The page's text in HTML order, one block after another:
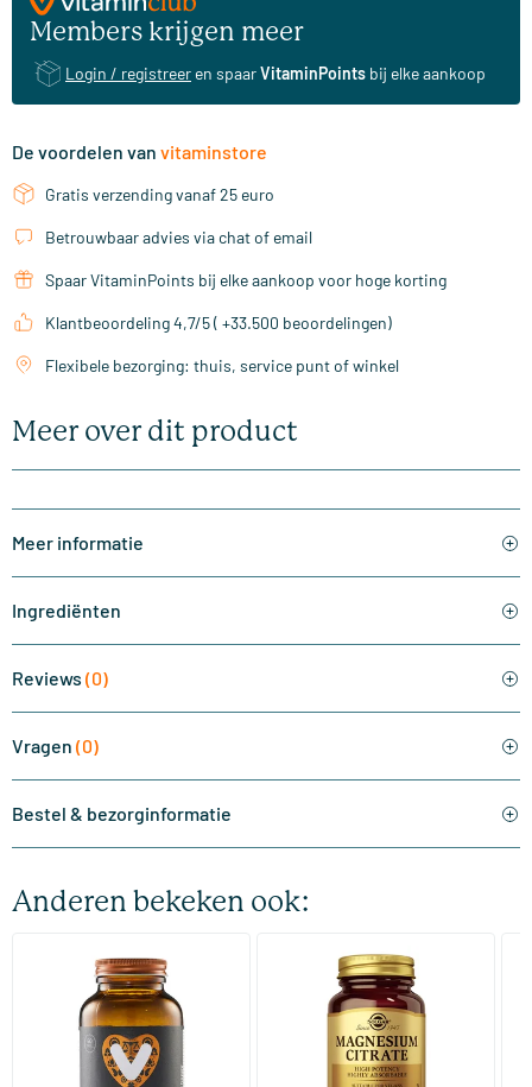
Members krijgen meer
Login / registreer en spaarVitaminPoints bij elke aankoop
De voordelen van vitaminstore
Gratis verzending vanaf 25 euro
Betrouwbaar advies via chat of email
Spaar VitaminPoints bij elke aankoop voor hoge korting
Klantbeoordeling 4,7/5 ( +33.500 beoordelingen)
Flexibele bezorging: thuis, service punt of winkel
Meer over dit product
Meer informatie
Ingrediënten
Reviews (0)
Vragen (0)
Bestel & bezorginformatie
Anderen bekeken ook:
(510)
Super Magnesium
60/​120 tabletten
Vitaminstore
(287)
Magnesium Citrate
(Magnesium Citraat)
60/​120 tabletten
Solgar Vitamins